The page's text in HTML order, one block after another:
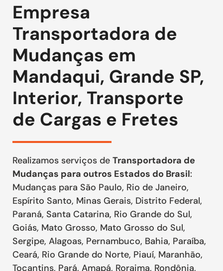
Empresa
Transportadora de
Mudanças em
Mandaqui, Grande SP,
Interior, Transporte
de Cargas e Fretes
Realizamos serviços de Transportadora de
Mudanças para outros Estados do Brasil:
Mudanças para São Paulo, Rio de Janeiro,
Espírito Santo, Minas Gerais, Distrito Federal,
Paraná, Santa Catarina, Rio Grande do Sul,
Goiás, Mato Grosso, Mato Grosso do Sul,
Sergipe, Alagoas, Pernambuco, Bahia, Paraíba,
Ceará, Rio Grande do Norte, Piauí, Maranhão,
Tocantins, Pará, Amapá, Roraima, Rondônia,